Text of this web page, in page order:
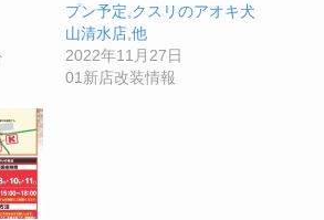
プン予定,クスリのアオキ犬
山清水店,他
2022年11月27日
01新店改装情報